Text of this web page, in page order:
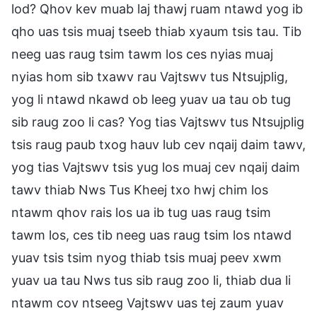
lod? Qhov kev muab laj thawj ruam ntawd yog ib
qho uas tsis muaj tseeb thiab xyaum tsis tau. Tib
neeg uas raug tsim tawm los ces nyias muaj
nyias hom sib txawv rau Vajtswv tus Ntsujplig,
yog li ntawd nkawd ob leeg yuav ua tau ob tug
sib raug zoo li cas? Yog tias Vajtswv tus Ntsujplig
tsis raug paub txog hauv lub cev nqaij daim tawv,
yog tias Vajtswv tsis yug los muaj cev nqaij daim
tawv thiab Nws Tus Kheej txo hwj chim los
ntawm qhov rais los ua ib tug uas raug tsim
tawm los, ces tib neeg uas raug tsim los ntawd
yuav tsis tsim nyog thiab tsis muaj peev xwm
yuav ua tau Nws tus sib raug zoo li, thiab dua li
ntawm cov ntseeg Vajtswv uas tej zaum yuav